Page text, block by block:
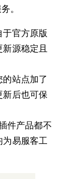
。
官方原版
源稳定且
站点加了
后也可保
件产品都不
易服客工